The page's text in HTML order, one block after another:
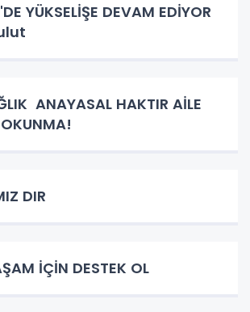
YÜKSELİŞE DEVAM EDİYOR
ANAYASAL HAKTIR AİLE
DIR
ENGELSİZ YAŞAM İÇİN DESTEK OL